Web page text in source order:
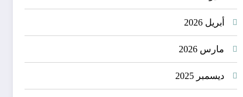
أبريل 2026
مارس 2026
ديسمبر 2025